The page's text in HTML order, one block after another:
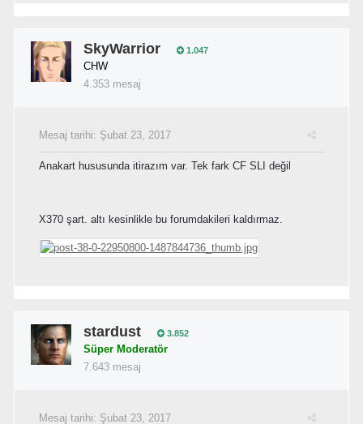
SkyWarrior 1.047
CHW
4.353 mesaj
Mesaj tarihi: Şubat 23, 2017
Anakart hususunda itirazım var. Tek fark CF SLI değil
X370 şart. altı kesinlikle bu forumdakileri kaldırmaz.
stardust 3.852
Süper Moderatör
7.643 mesaj
Mesaj tarihi: Şubat 23, 2017